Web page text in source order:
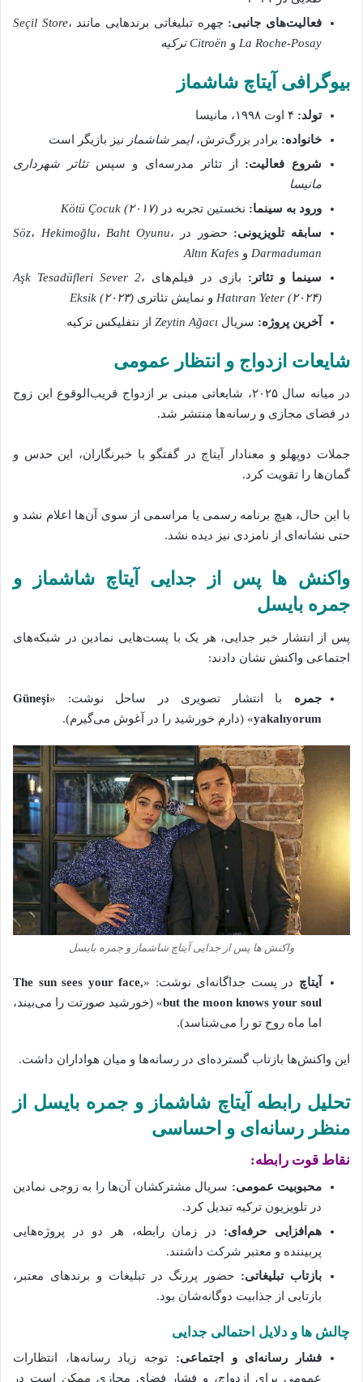
فعالیت‌های جانبی: چهره تبلیغاتی برندهایی مانند Seçil Store،
La Roche‑Posay و Citroën ترکیه
بیوگرافی آیتاچ شاشماز
تولد:
خانواده: برادر بزرگ‌ترش،ایمر شاشماز
نیز بازیگر است
شروع فعالیت: از تئاتر مدرسه‌ای و سپستئاتر شهرداری
مانیسا
ورود به سینما: نخستین تجربه در Kötü Çocuk (۲۰۱۷)
سابقه تلویزیونی: حضور در Söz، Hekimoğlu، Baht Oyunu،
Darmaduman و Altın Kafes
سینما و تئاتر: بازی در فیلم‌های Aşk Tesadüfleri Sever 2،
Hatıran Yeter (۲۰۲۴) و نمایش تئاتری Eksik (۲۰۲۳)
آخرین پروژه: سریال Zeytin Ağacı از نتفلیکس ترکیه
شایعات ازدواج و انتظار عمومی
در میانه سال ۲۰۲۵، شایعاتی مبنی بر ازدواج قریب‌الوقوع این زوج
در فضای مجازی و رسانه‌ها منتشر شد.
جملات دوپهلو و معنادار آیتاچ در گفتگو با خبرنگاران، این حدس و
گمان‌ها را تقویت کرد.
با این حال، هیچ برنامه رسمی یا مراسمی از سوی آن‌ها اعلام نشد و
حتی نشانه‌ای از نامزدی نیز دیده نشد.
واکنش‌ ها پس از جدایی آیتاچ شاشماز و
جمره بایسل
پس از انتشار خبر جدایی، هر یک با پست‌هایی نمادین در شبکه‌های
اجتماعی واکنش نشان دادند:
جمره با انتشار تصویری در ساحل نوشت: «Güneşi
yakalıyorum» (دارم خورشید را در آغوش می‌گیرم).
واکنش‌ ها پس از جدایی آیتاچ شاشماز و جمره بایسل
آیتاچ در پست جداگانه‌ای نوشت: «The sun sees your face,
but the moon knows your soul» (خورشید صورتت را می‌بیند،
اما ماه روح تو را می‌شناسد).
این واکنش‌ها بازتاب گسترده‌ای در رسانه‌ها و میان هواداران داشت.
تحلیل رابطه آیتاچ شاشماز و جمره بایسل از
منظر رسانه‌ای و احساسی
نقاط قوت رابطه:
محبوبیت عمومی: سریال مشترکشان آن‌ها را به زوجی نمادین
در تلویزیون ترکیه تبدیل کرد.
هم‌افزایی حرفه‌ای: در زمان رابطه، هر دو در پروژه‌هایی
پربیننده و معتبر شرکت داشتند.
بازتاب تبلیغاتی: حضور پررنگ در تبلیغات و برندهای معتبر،
بازتابی از جذابیت دوگانه‌شان بود.
چالش‌ ها و دلایل احتمالی جدایی
فشار رسانه‌ای و اجتماعی: توجه زیاد رسانه‌ها، انتظارات
عمومی برای ازدواج، و فشار فضای مجازی ممکن است در